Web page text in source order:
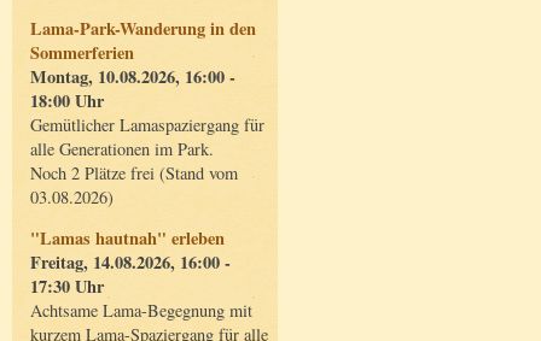
Lama-Park-Wanderung in den
Sommerferien
Montag, 10.08.2026, 16:00 -
18:00 Uhr
Gemütlicher Lamaspaziergang für
alle Generationen im Park.
Noch 2 Plätze frei (Stand vom
03.08.2026)
"Lamas hautnah" erleben
Freitag, 14.08.2026, 16:00 -
17:30 Uhr
Achtsame Lama-Begegnung mit
kurzem Lama-Spaziergang für alle